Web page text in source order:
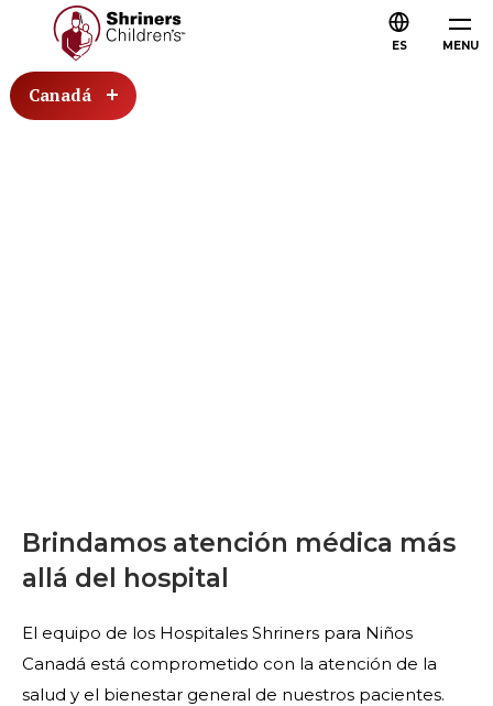
MENU
ES
Canadá
Brindamos atención médica más
allá del hospital
El equipo de los Hospitales Shriners para Niños
Canadá está comprometido con la atención de la
salud y el bienestar general de nuestros pacientes.